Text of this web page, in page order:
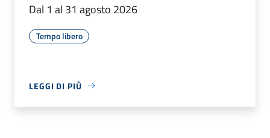
Dal 1 al 31 agosto 2026
Tempo libero
LEGGI DI PIÙ